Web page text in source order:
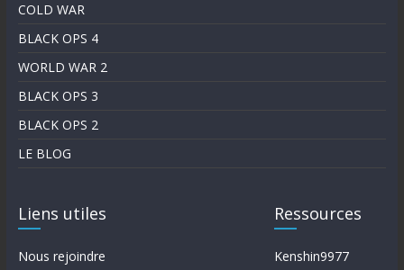
COLD WAR
BLACK OPS 4
WORLD WAR 2
BLACK OPS 3
BLACK OPS 2
LE BLOG
Liens utiles
Nous rejoindre
Ressources
Kenshin9977